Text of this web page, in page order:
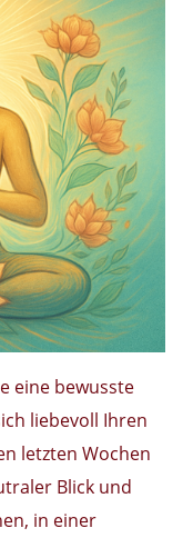
eine bewusste
liebevoll Ihren
letzten Wochen
Blick und
in einer